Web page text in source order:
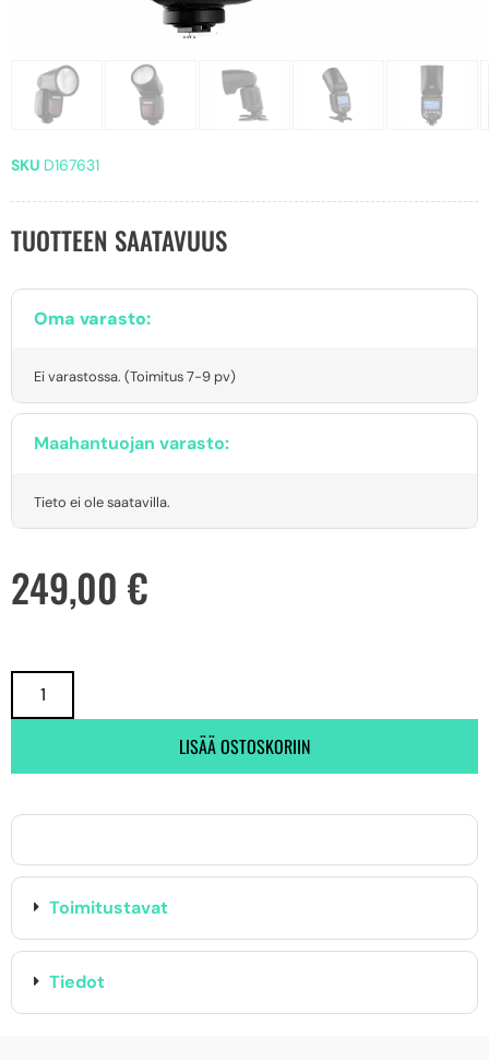
SKU D167631
TUOTTEEN SAATAVUUS
Oma varasto:
Ei varastossa. (Toimitus 7-9 pv)
Maahantuojan varasto:
Tieto ei ole saatavilla.
249,00 €
LISÄÄ OSTOSKORIIN
Toimitustavat
Tiedot